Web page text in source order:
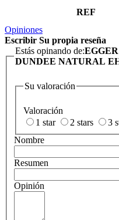
REF
Opiniones
Escribir Su propia reseña
Estás opinando de:
DUNDEE NATURAL
Su valoración
Valoración
1 star
2 stars 3
Nombre
Resumen
Opinión